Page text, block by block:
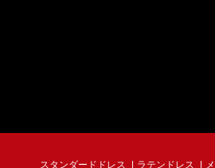
スタンダードドレス ラテンドレス